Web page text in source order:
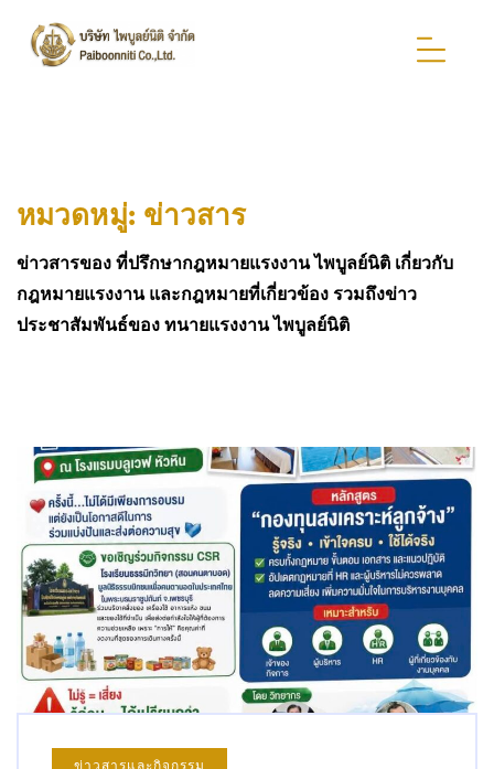
หมวดหมู่: ข่าวสาร
ข่าวสารของ ที่ปรึกษากฎหมายแรงงาน ไพบูลย์นิติ เกี่ยวกับ
กฎหมายแรงงาน และกฎหมายที่เกี่ยวข้อง รวมถึงข่าว
ประชาสัมพันธ์ของ ทนายแรงงาน ไพบูลย์นิติ
ข่าวสารและกิจกรรม